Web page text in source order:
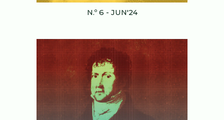
N.º 6 - JUN'24